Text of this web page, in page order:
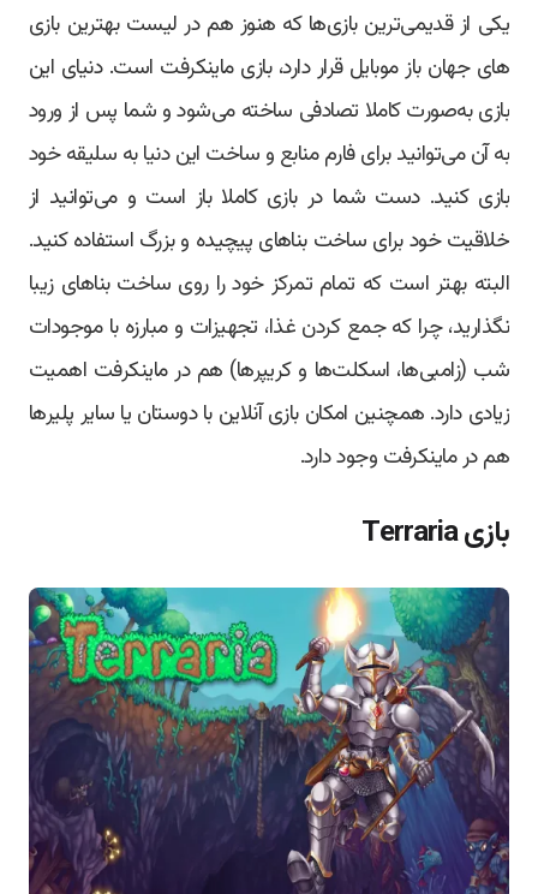
یکی از قدیمی‌ترین بازی‌ها که هنوز هم در لیست بهترین بازی
های جهان باز موبایل قرار دارد، بازی ماینکرفت است. دنیای این
بازی به‌صورت کاملا تصادفی ساخته می‌شود و شما پس از ورود
به آن می‌توانید برای فارم منابع و ساخت این دنیا به سلیقه خود
بازی کنید. دست شما در بازی کاملا باز است و می‌توانید از
خلاقیت خود برای ساخت بناهای پیچیده و بزرگ استفاده کنید.
البته بهتر است که تمام تمرکز خود را روی ساخت بناهای زیبا
نگذارید، چرا که جمع کردن غذا، تجهیزات و مبارزه با موجودات
شب (زامبی‌ها، اسکلت‌ها و کریپرها) هم در ماینکرفت اهمیت
زیادی دارد. همچنین امکان بازی آنلاین با دوستان یا سایر پلیرها
هم در ماینکرفت وجود دارد.
بازی Terraria